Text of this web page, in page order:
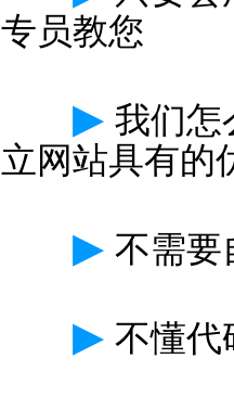
专员教您
▶ 我们怎
立网站具有的
▶ 不需要
▶ 不懂代